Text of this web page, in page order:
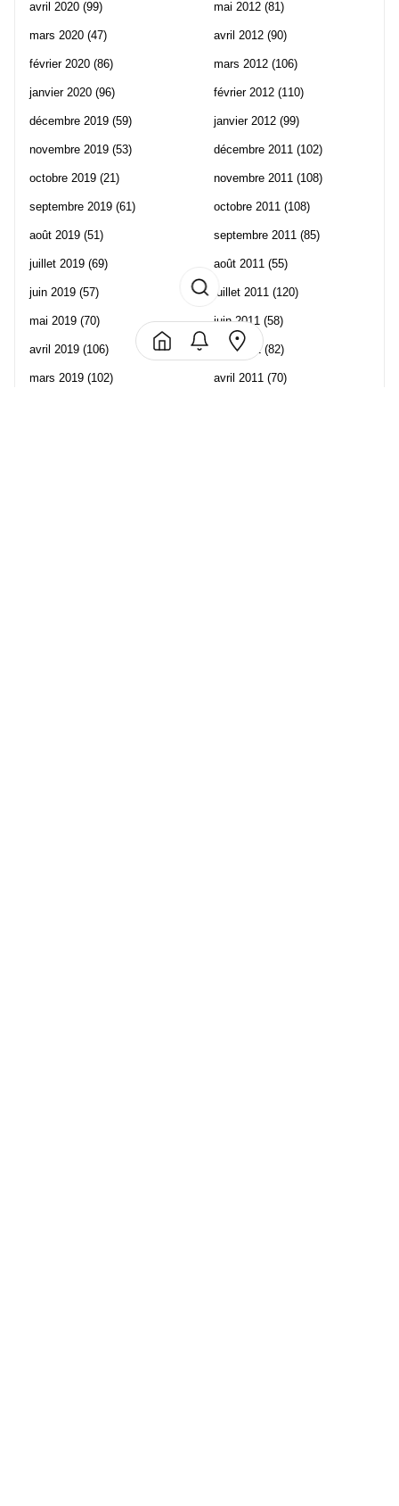
avril 2020 (99)
mars 2020 (47)
février 2020 (86)
janvier 2020 (96)
décembre 2019 (59)
novembre 2019 (53)
octobre 2019 (21)
septembre 2019 (61)
août 2019 (51)
juillet 2019 (69)
juin 2019 (57)
mai 2019 (70)
avril 2019 (106)
mars 2019 (102)
mai 2012 (81)
avril 2012 (90)
mars 2012 (106)
février 2012 (110)
janvier 2012 (99)
décembre 2011 (102)
novembre 2011 (108)
octobre 2011 (108)
septembre 2011 (85)
août 2011 (55)
juillet 2011 (120)
juin 2011 (58)
mai 2011(82)
avril 2011 (70)